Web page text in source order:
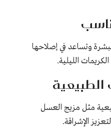
وتساعد في إصلاحها
الليلية.
الطبيعية
مثل مزيج العسل
الإشراقة.